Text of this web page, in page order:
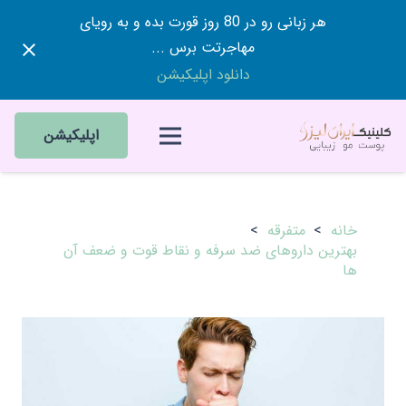
هر زبانی رو در 80 روز قورت بده و به رویای
مهاجرتت برس ...
دانلود اپلیکیشن
اپلیکیشن
خانه > متفرقه >
بهترین داروهای ضد سرفه و نقاط قوت و ضعف آن
ها